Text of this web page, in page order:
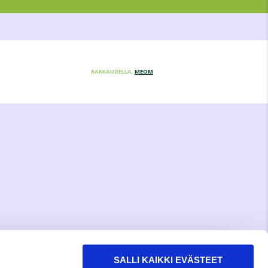
SALLI KAIKKI EVÄSTEET
RAKKAUDELLA, MEOM